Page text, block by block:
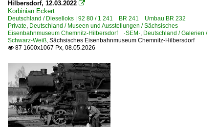
Hilbersdorf, 12.03.2022 
Korbinian Eckert
Deutschland / Dieselloks | 92 80 / 1 241 BR 241 Umbau BR 232
Private, Deutschland / Museen und Ausstellungen / Sächsisches
Eisenbahnmuseum Chemnitz-Hilbersdorf ·SEM·, Deutschland / Galerien /
Schwarz-Weiß, Sächsisches Eisenbahnmuseum Chemnitz-Hilbersdorf
 87 1600x1067 Px, 08.05.2026